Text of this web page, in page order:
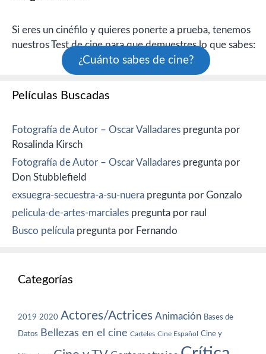
Si eres un cinéfilo y quieres ponerte a prueba, tenemos
nuestros Test de cine para que demuestres lo que sabes:
¿Cuánto sabes de cine?
Películas Buscadas
Fotografía de Autor – Oscar Valladares pregunta por
Rosalinda Kirsch
Fotografía de Autor – Oscar Valladares pregunta por
Don Stubblefield
exsuegra-secuestra-a-su-nuera pregunta por Gonzalo
pelicula-de-artes-marciales pregunta por raul
Busco película pregunta por Fernando
Categorías
2019 2020 Actores/Actrices Animación Bases de
Datos Bellezas en el cine Carteles Cine Español Cine y